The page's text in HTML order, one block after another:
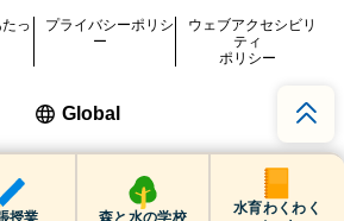
授業 森と水の学校
水育わくわく
© SUNTORY HOLDINGS LIMITED.
RIGHTS RESERVED.
っ
プライバシーポリシ
ー
ウェブアクセシビリ
ティ
ポリシー
Global 新しいウィンドウで開く